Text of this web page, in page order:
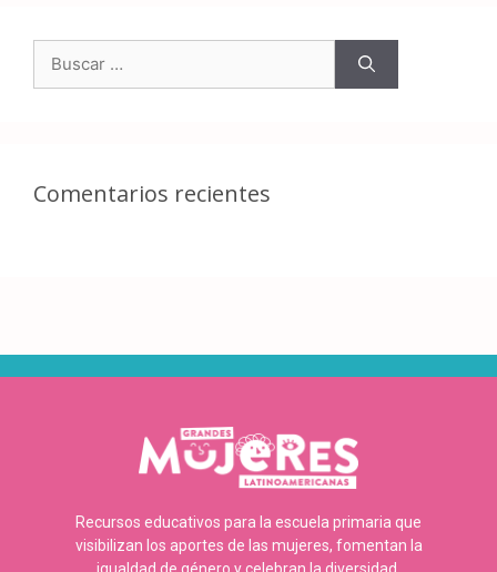
Comentarios recientes
Recursos educativos para la escuela primaria que
visibilizan los aportes de las mujeres, fomentan la
igualdad de género y celebran la diversidad.